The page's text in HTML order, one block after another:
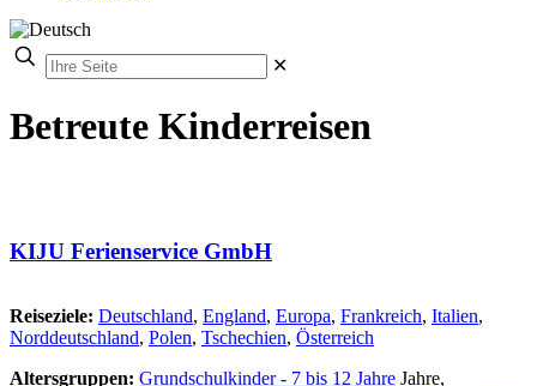
✕
Betreute Kinderreisen
KIJU Ferienservice GmbH
Reiseziele: Deutschland, England, Europa, Frankreich, Italien,
Norddeutschland, Polen, Tschechien, Österreich
Altersgruppen: Grundschulkinder - 7 bis 12 Jahre Jahre,